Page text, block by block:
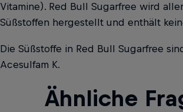
Vitamine). Red Bull Sugarfree wird
Süßstoffen hergestellt und enthält
Die Süßstoffe in Red Bull Sugarfree
Acesulfam K.
Ähnliche